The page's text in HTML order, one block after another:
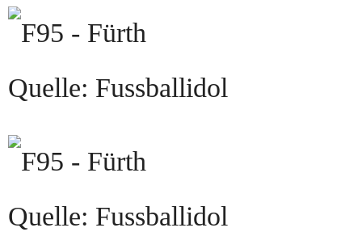
Quelle: Fussballidol
Quelle: Fussballidol